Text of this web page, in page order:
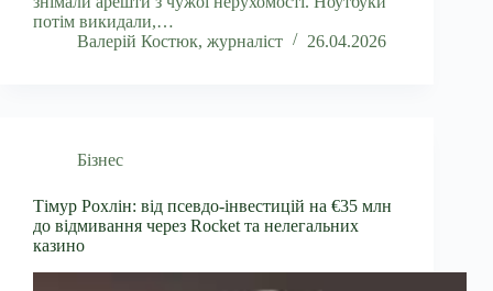
потім викидали,…
Валерій Костюк, журналіст
26.04.2026
Бізнес
Тімур Рохлін: від псевдо-інвестицій на €35 млн
до відмивання через Rocket та нелегальних
казино